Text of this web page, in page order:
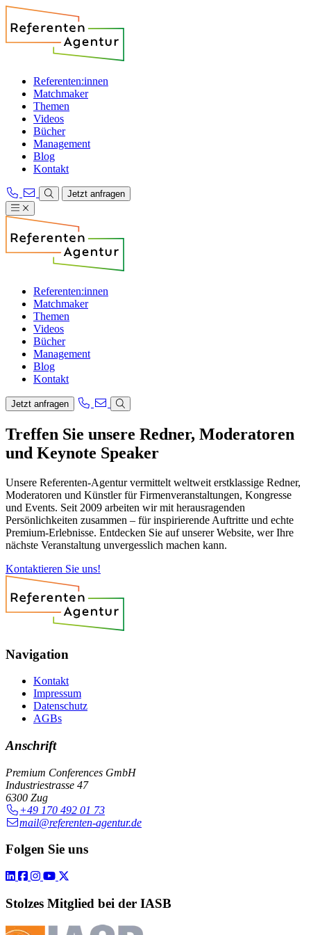
Referenten:innen
Matchmaker
Themen
Videos
Bücher
Management
Blog
Kontakt
Jetzt anfragen
Referenten:innen
Matchmaker
Themen
Videos
Bücher
Management
Blog
Kontakt
Jetzt anfragen
Treffen Sie unsere Redner, Moderatoren
und Keynote Speaker
Unsere Referenten-Agentur vermittelt weltweit erstklassige Redner,
Moderatoren und Künstler für Firmenveranstaltungen, Kongresse
und Events. Seit 2009 arbeiten wir mit herausragenden
Persönlichkeiten zusammen – für inspirierende Auftritte und echte
Premium-Erlebnisse. Entdecken Sie auf unserer Website, wer Ihre
nächste Veranstaltung unvergesslich machen kann.
Kontaktieren Sie uns!
Navigation
Kontakt
Impressum
Datenschutz
AGBs
Anschrift
Premium Conferences GmbH
Industriestrasse 47
6300 Zug
+49 170 492 01 73
mail@referenten-agentur.de
Folgen Sie uns
Stolzes Mitglied bei der IASB